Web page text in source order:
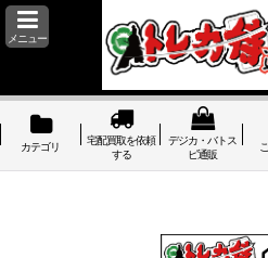
メニュー
カテゴリ
宅配買取を依頼
する
デジカ・バトス
ピ通販